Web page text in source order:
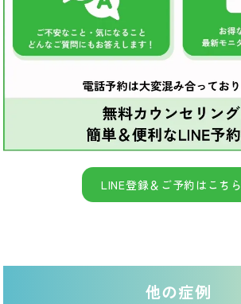
LINE登録＆ご予約はこちら
他の症例